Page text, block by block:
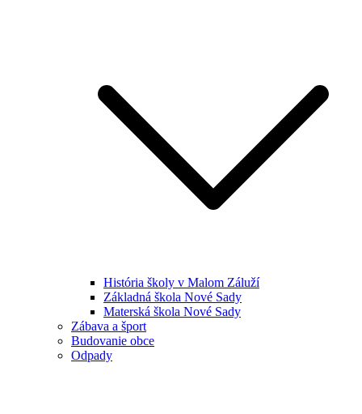
História školy v Malom Záluží
Základná škola Nové Sady
Materská škola Nové Sady
Zábava a šport
Budovanie obce
Odpady